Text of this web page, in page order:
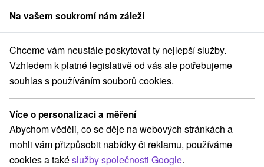
člen skupinySorger
Tatranská Lomnica Povánoční odpočinek a relax ve wellnessu
Povánoční odpočinek a relax ve
wellnessu
Platnost pobytu vypršela! Vyberte si níže z aktuálních nabídek.
Hotel SOREA TITRIS★ ★★Tatranská Lomnica
Tatranská Lomnica
Na vašem soukromí nám záleží
Chceme vám neustále poskytovat ty nejlepší služby.
Vzhledem k platné legislativě od vás ale potřebujeme
souhlas s používáním souborů cookies.
Více o personalizaci a měření
Abychom věděli, co se děje na webových stránkách a
mohli vám přizpůsobit nabídky či reklamu, používáme
cookies a takéslužby společnosti Google.